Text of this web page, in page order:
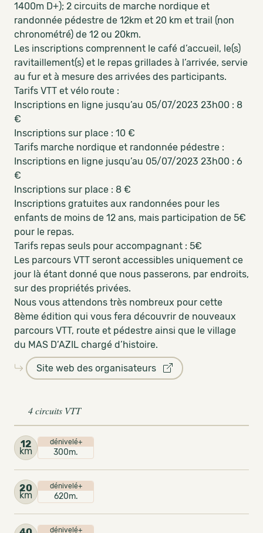
1400m D+); 2 circuits de marche nordique et
randonnée pédestre de 12km et 20 km et trail (non
chronométré) de 12 ou 20km.
Les inscriptions comprennent le café d’accueil, le(s)
ravitaillement(s) et le repas grillades à l’arrivée, servie
au fur et à mesure des arrivées des participants.
Tarifs VTT et vélo route :
Inscriptions en ligne jusqu’au 05/07/2023 23h00 : 8
€
Inscriptions sur place : 10 €
Tarifs marche nordique et randonnée pédestre :
Inscriptions en ligne jusqu’au 05/07/2023 23h00 : 6
€
Inscriptions sur place : 8 €
Inscriptions gratuites aux randonnées pour les
enfants de moins de 12 ans, mais participation de 5€
pour le repas.
Tarifs repas seuls pour accompagnant : 5€
Les parcours VTT seront accessibles uniquement ce
jour là étant donné que nous passerons, par endroits,
sur des propriétés privées.
Nous vous attendons très nombreux pour cette
8ème édition qui vous fera découvrir de nouveaux
parcours VTT, route et pédestre ainsi que le village
du MAS D’AZIL chargé d’histoire.
Site web des organisateurs
4 circuits VTT
12
km
dénivelé+
300m.
20
km
dénivelé+
620m.
dénivelé+